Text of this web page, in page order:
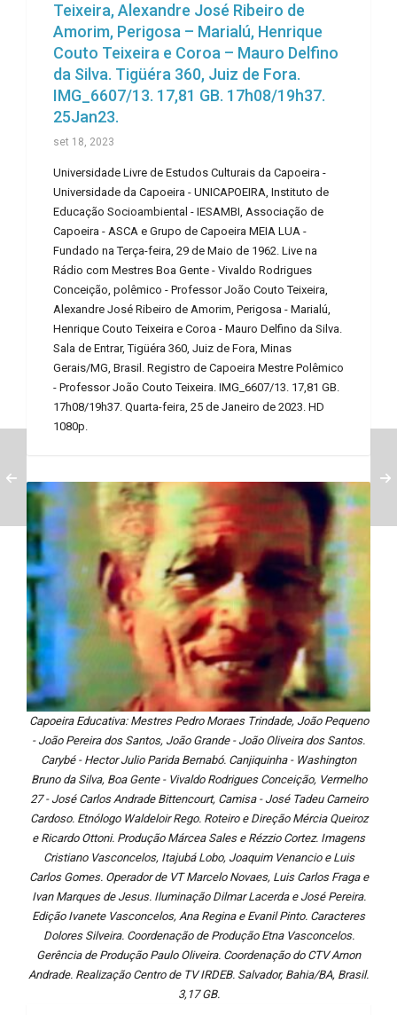
Teixeira, Alexandre José Ribeiro de
Amorim, Perigosa – Marialú, Henrique
Couto Teixeira e Coroa – Mauro Delfino
da Silva. Tigüéra 360, Juiz de Fora.
IMG_6607/13. 17,81 GB. 17h08/19h37.
25Jan23.
set 18, 2023
Universidade Livre de Estudos Culturais da Capoeira -
Universidade da Capoeira - UNICAPOEIRA, Instituto de
Educação Socioambiental - IESAMBI, Associação de
Capoeira - ASCA e Grupo de Capoeira MEIA LUA -
Fundado na Terça-feira, 29 de Maio de 1962. Live na
Rádio com Mestres Boa Gente - Vivaldo Rodrigues
Conceição, polêmico - Professor João Couto Teixeira,
Alexandre José Ribeiro de Amorim, Perigosa - Marialú,
Henrique Couto Teixeira e Coroa - Mauro Delfino da Silva.
Sala de Entrar, Tigüéra 360, Juiz de Fora, Minas
Gerais/MG, Brasil. Registro de Capoeira Mestre Polêmico
- Professor João Couto Teixeira. IMG_6607/13. 17,81 GB.
17h08/19h37. Quarta-feira, 25 de Janeiro de 2023. HD
1080p.
Capoeira Educativa: Mestres Pedro Moraes Trindade, João Pequeno
- João Pereira dos Santos, João Grande - João Oliveira dos Santos.
Carybé - Hector Julio Parida Bernabó. Canjiquinha - Washington
Bruno da Silva, Boa Gente - Vivaldo Rodrigues Conceição, Vermelho
27 - José Carlos Andrade Bittencourt, Camisa - José Tadeu Carneiro
Cardoso. Etnólogo Waldeloir Rego. Roteiro e Direção Mércia Queiroz
e Ricardo Ottoni. Produção Márcea Sales e Rézzio Cortez. Imagens
Cristiano Vasconcelos, Itajubá Lobo, Joaquim Venancio e Luis
Carlos Gomes. Operador de VT Marcelo Novaes, Luis Carlos Fraga e
Ivan Marques de Jesus. Iluminação Dilmar Lacerda e José Pereira.
Edição Ivanete Vasconcelos, Ana Regina e Evanil Pinto. Caracteres
Dolores Silveira. Coordenação de Produção Etna Vasconcelos.
Gerência de Produção Paulo Oliveira. Coordenação do CTV Arnon
Andrade. Realização Centro de TV IRDEB. Salvador, Bahia/BA, Brasil.
3,17 GB.